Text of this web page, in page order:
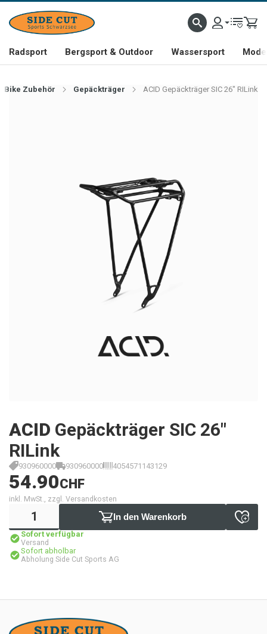
Radsport Bergsport & Outdoor Wassersport
Bike Zubehör Gepäckträger ACID Gepäckträger SIC 26" RILink
ACID Gepäckträger SIC 26"
RILink
930960000 930960000 4054571143129
54.90CHF
inkl. MwSt., zzgl. Versandkosten
In den Warenkorb
Sofort verfügbar
Versand
Sofort abholbar
Abholung Side Cut Sports AG